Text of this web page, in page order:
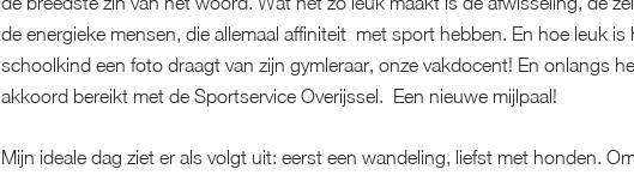
de energieke mensen, die allemaal affiniteit met sport hebben. En hoe leuk is
schoolkind een foto draagt van zijn gymleraar, onze vakdocent! En onlangs
akkoord bereikt met de Sportservice Overijssel. Een nieuwe mijlpaal!
Mijn ideale dag ziet er als volgt uit: eerst een wandeling, liefst met honden.